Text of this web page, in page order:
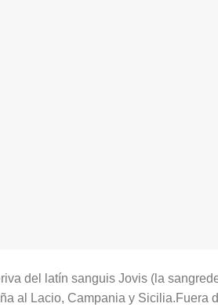
del latín sanguis Jovis (la
al Lacio, Campania y Sicilia.Fuera